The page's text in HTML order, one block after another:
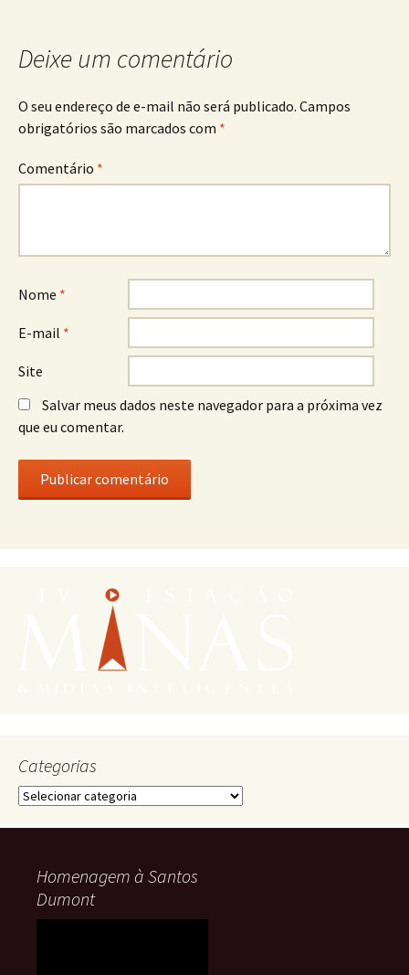
posts
Deixe um comentário
O seu endereço de e-mail não será publicado. Campos
obrigatórios são marcados com *
Comentário *
Nome *
E-mail *
Site
Salvar meus dados neste navegador para a próxima vez
que eu comentar.
Categorias
Categorias
Homenagem à Santos
Dumont